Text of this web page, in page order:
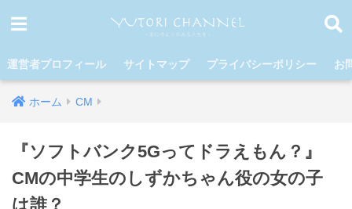
運営者プロフィール サイトマップ プライバシーポリシー お
ホーム CM
『ソフトバンク5Gってドラえもん？』
CMの中学生のしずかちゃん役の女の子
は誰？